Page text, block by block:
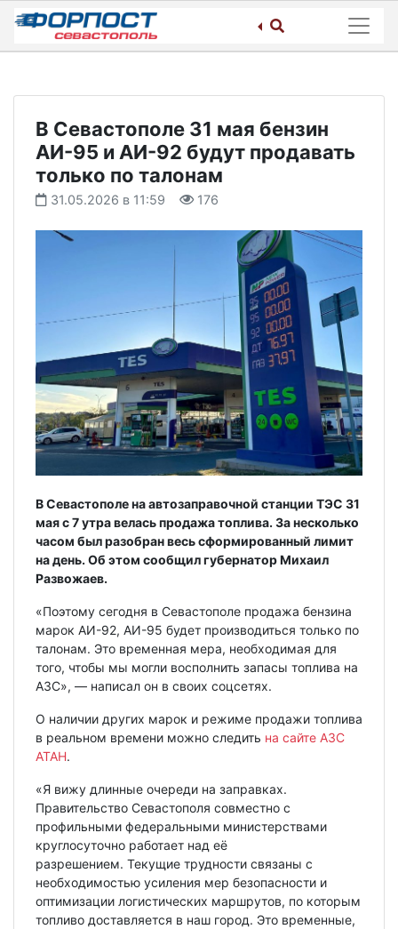
Skip
content
В Севастополе 31 мая бензин
АИ-95 и АИ-92 будут продавать
только по талонам
31.05.2026 в 11:59 176
В Севастополе на автозаправочной станции ТЭС 31
мая с 7 утра велась продажа топлива. За несколько
часом был разобран весь сформированный лимит
на день. Об этом сообщил губернатор Михаил
Развожаев.
«Поэтому сегодня в Севастополе продажа бензина
марок АИ-92, АИ-95 будет производиться только по
талонам. Это временная мера, необходимая для
того, чтобы мы могли восполнить запасы топлива на
АЗС», — написал он в своих соцсетях.
О наличии других марок и режиме продажи топлива
в реальном времени можно следить на сайте АЗС
АТАН.
«Я вижу длинные очереди на заправках.
Правительство Севастополя совместно с
профильными федеральными министерствами
круглосуточно работает над её
разрешением. Текущие трудности связаны с
необходимостью усиления мер безопасности и
оптимизации логистических маршрутов, по которым
топливо доставляется в наш город. Это временные,